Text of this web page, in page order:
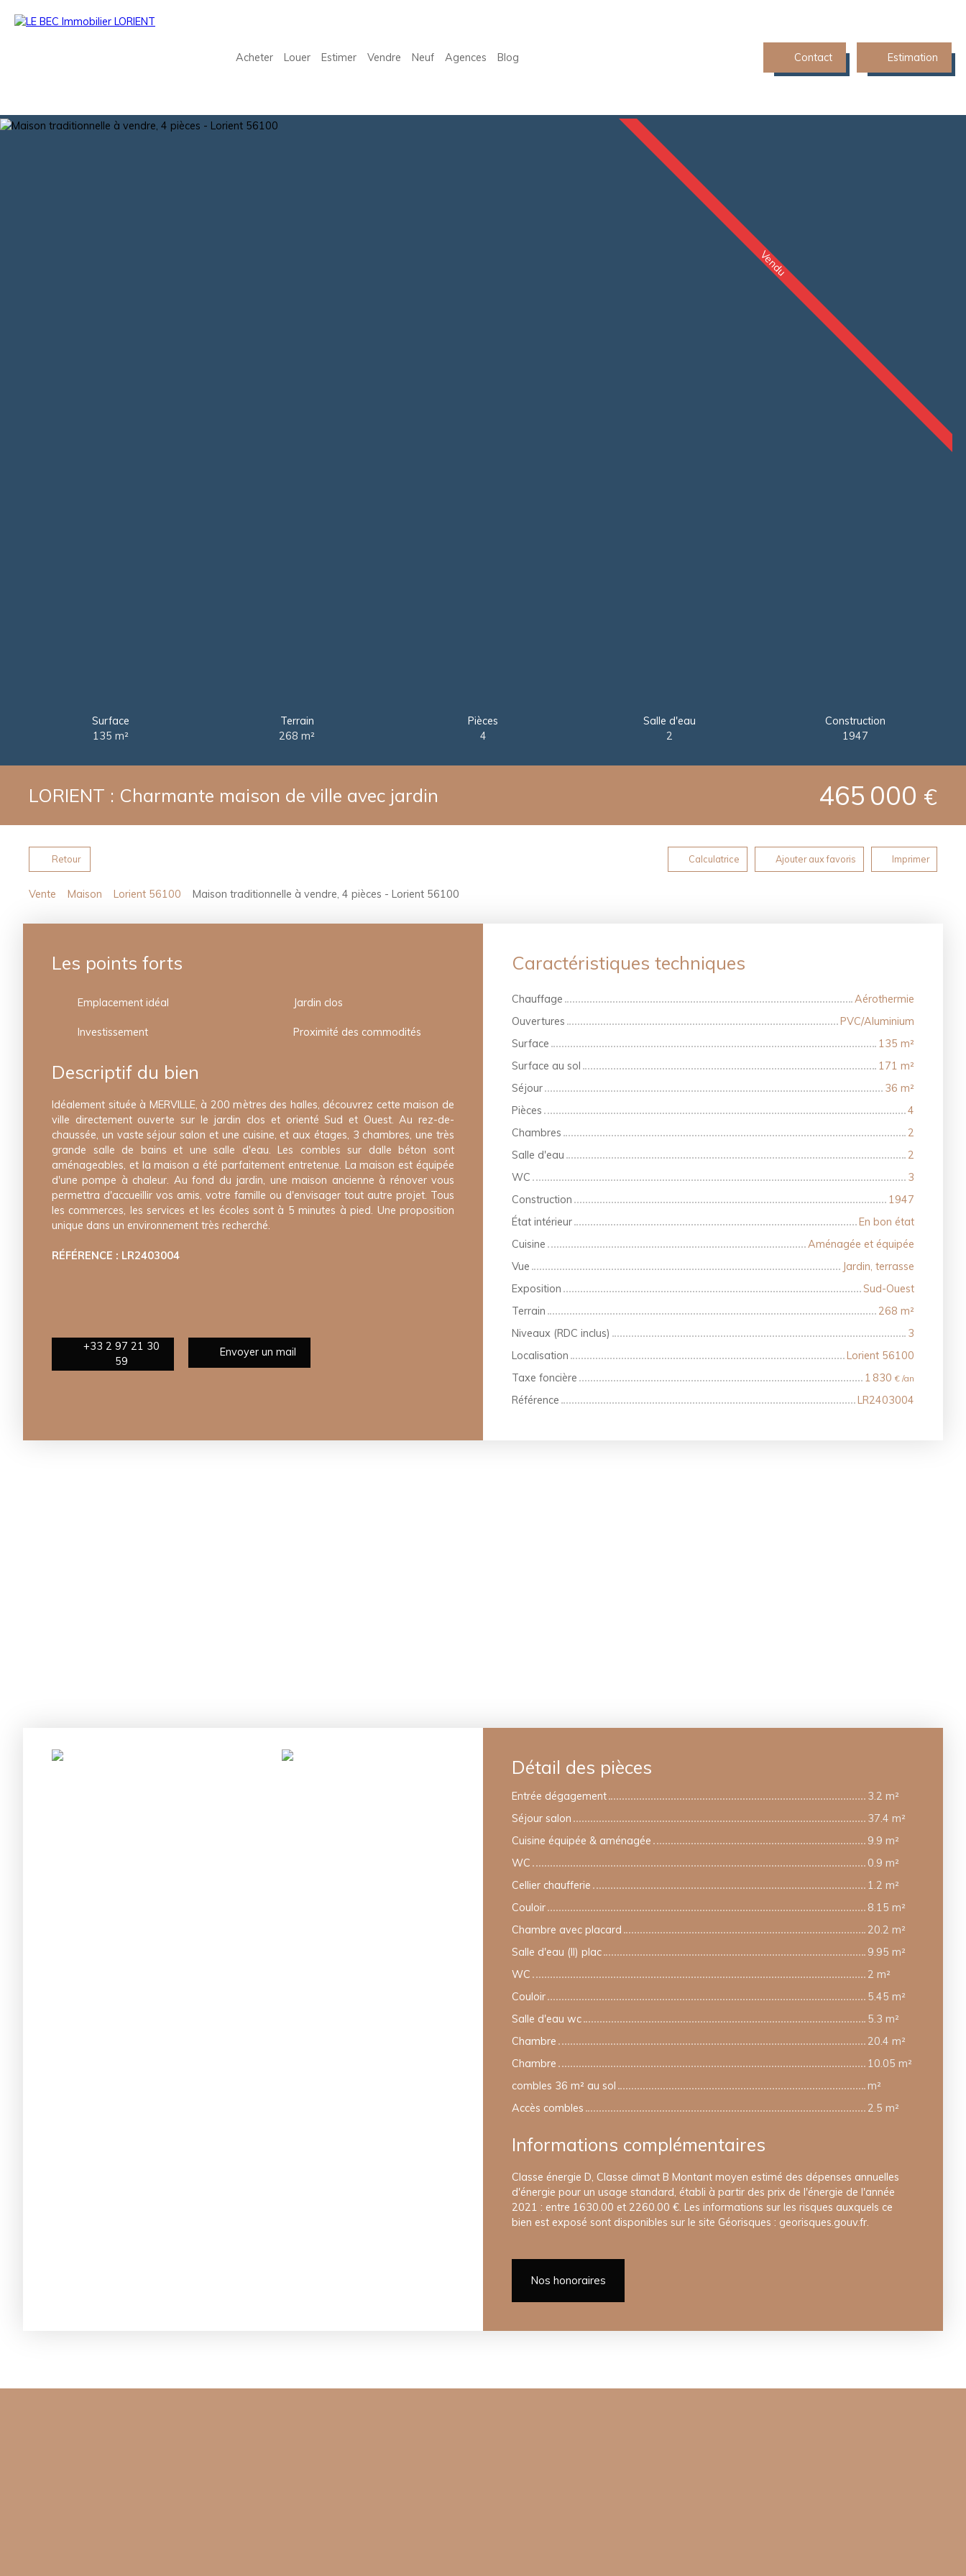
Acheter Louer Estimer Vendre Neuf Agences Blog Contact Estimation
Vendu
Surface
135 m²
Terrain
268 m²
Pièces
4
Salle d'eau
2
Construction
1947
LORIENT : Charmante maison de ville avec jardin 465 000 €
Retour Calculatrice Ajouter aux favoris Imprimer
Vente Maison Lorient 56100 Maison traditionnelle à vendre, 4 pièces - Lorient 56100
Les points forts
Emplacement idéal Jardin clos
Investissement Proximité des commodités
Descriptif du bien
Idéalement située à MERVILLE, à 200 mètres des halles, découvrez cette maison de
ville directement ouverte sur le jardin clos et orienté Sud et Ouest. Au rez-de-
chaussée, un vaste séjour salon et une cuisine, et aux étages, 3 chambres, une très
grande salle de bains et une salle d'eau. Les combles sur dalle béton sont
aménageables, et la maison a été parfaitement entretenue. La maison est équipée
d'une pompe à chaleur. Au fond du jardin, une maison ancienne à rénover vous
permettra d'accueillir vos amis, votre famille ou d'envisager tout autre projet. Tous
les commerces, les services et les écoles sont à 5 minutes à pied. Une proposition
unique dans un environnement très recherché.
RÉFÉRENCE : LR2403004
+33 2 97 21 30
59
Envoyer un mail
Caractéristiques techniques
Chauffage
Aérothermie
Ouvertures
PVC/Aluminium
Surface
135 m²
Surface au sol
171 m²
Séjour
36 m²
Pièces
4
Chambres
2
Salle d'eau
2
WC
3
Construction
1947
État intérieur
En bon état
Cuisine
Aménagée et équipée
Vue
Jardin, terrasse
Exposition
Sud-Ouest
Terrain
268 m²
Niveaux (RDC inclus)
3
Localisation
Lorient 56100
Taxe foncière
1 830 € /an
Référence LR2403004
Détail des pièces
Entrée dégagement
3.2 m²
Séjour salon
37.4 m²
Cuisine équipée & aménagée
9.9 m²
WC
0.9 m²
Cellier chaufferie
1.2 m²
Couloir
8.15 m²
Chambre avec placard
20.2 m²
Salle d'eau (ll) plac
9.95 m²
WC
2 m²
Couloir
5.45 m²
Salle d'eau wc
5.3 m²
Chambre
20.4 m²
Chambre
10.05 m²
combles 36 m² au sol
m²
Accès combles
2.5 m²
Informations complémentaires
Classe énergie D, Classe climat B Montant moyen estimé des dépenses annuelles
d'énergie pour un usage standard, établi à partir des prix de l'énergie de l'année
2021 : entre 1630.00 et 2260.00 €. Les informations sur les risques auxquels ce
bien est exposé sont disponibles sur le site Géorisques : georisques.gouv.fr.
Nos honoraires